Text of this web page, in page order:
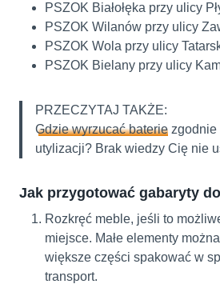
PSZOK Białołęka przy ulicy
PSZOK Wilanów przy ulicy
PSZOK Wola przy ulicy
PSZOK Bielany przy ulicy
PRZECZYTAJ TAKŻE:
Gdzie wyrzucać baterie zgodnie
utylizacji? Brak wiedzy Cię nie
Jak przygotować gabaryty
Rozkręć meble, jeśli to
miejsce. Małe elementy
większe części spakować w
transport.